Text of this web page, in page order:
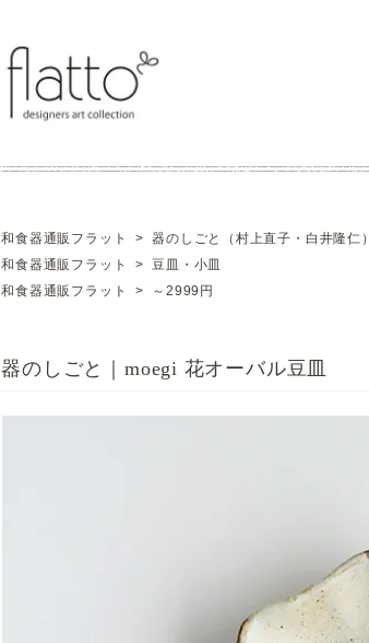
和食器通販フラット >器のしごと（村上直子・白井隆仁）
和食器通販フラット
>豆皿・小皿
和食器通販フラット
> ～2999円
器のしごと｜moegi 花オーバル豆皿